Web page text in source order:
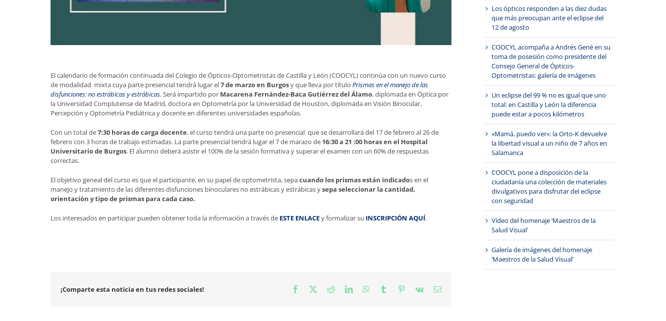
El calendario de formación continuada del Colegio de Ópticos-Optometristas de Castilla y León (COOCYL) continúa con un nuevo curso
de modalidad mixta cuya parte presencial tendrá lugar el7 de marzo en Burgosy que lleva por título Prismas en el manejo de las
disfunciones: no estrábicas y estrábicas. Será impartido por Macarena Fernández-Baca Gutiérrez del Álamo, diplomada en Óptica por
la Universidad Complutense de Madrid, doctora en Optometría por la Universidad de Houston, diplomada en Visión Binocular,
Percepción y Optometría Pediátrica y docente en diferentes universidades españolas.
Con un total de7:30 horas de carga docente, el curso tendrá una parte no presencial que se desarrollará del 17 de febrero al 26 de
febrero con 3 horas de trabajo estimadas. La parte presencial tendrá lugar el 7 de marazo de 16:30 a 21 :00 horas en el Hospital
Universitario de Burgos. El alumno deberá asistir el 100% de la sesión formativa y superar el examen con un 60% de respuestas
correctas.
El objetivo geneal del curso es que el participante, en su papel de optometrista, sepacuando los prismas están indicados en el
manejo y tratamiento de las diferentes disfunciones binoculares no estrábicas y estrábicas ysepa seleccionar la cantidad,
orientación y tipo de prismas para cada caso.
Los interesados en participar pueden obtener toda la información a través de ESTE ENLACEy formalizar su INSCRIPCIÓN AQUÍ.
¡Comparte esta noticia en tus redes sociales! Facebook RedditLinkedInWhatsApp
Tumblr Pinterest
Vk
Correo
Los ópticos responden a las diez dudas
que más preocupan ante el eclipse del
12 de agosto
COOCYL acompaña a Andrés Gené en su
toma de posesión como presidente del
Consejo General de Ópticos-
Optometristas: galería de imágenes
Un eclipse del 99 % no es igual que uno
total: en Castilla y León la diferencia
puede estar a pocos kilómetros
«Mamá, puedo ver»: la Orto-K devuelve
la libertad visual a un niño de 7 años en
Salamanca
COOCYL pone a disposición de la
ciudadanía una colección de materiales
divulgativos para disfrutar del eclipse
con seguridad
Vídeo del homenaje ‘Maestros de la
Salud Visual’
Galería de imágenes del homenaje
‘Maestros de la Salud Visual’